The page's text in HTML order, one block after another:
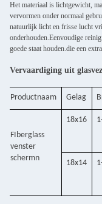
Het materiaal is lichtgewicht,
vervormen onder normaal
natuurlijk licht en frisse lucht
onderhouden.Eenvoudige
goede staat houden.die een
Vervaardiging uit
Productnaam Gelag
FIberglass
venster
schermn
18x16
18x14